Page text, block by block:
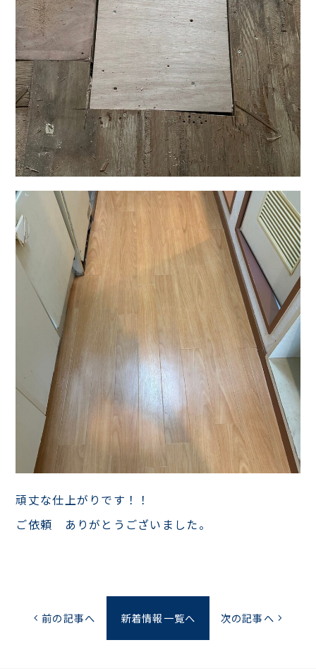
頑丈な仕上がりです！！
ご依頼 ありがとうございました。
chevron_left 前の記事へ 新着情報一覧へ 次の記事へ chevron_right